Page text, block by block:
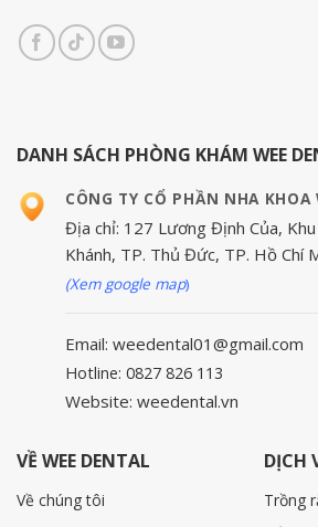
DANH SÁCH PHÒNG KHÁM WEE
CÔNG TY CỔ PHẦN NHA KHOA
Địa chỉ: 127 Lương Định Của,
Khánh, TP. Thủ Đức, TP. Hồ Chí
(Xem google map)
Email: weedental01@gmail.com
Hotline: 0827 826 113
Website: weedental.vn
VỀ WEE DENTAL
Về chúng tôi
DỊCH
Trồng